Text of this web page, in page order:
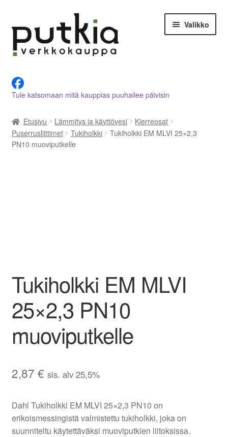
navigointiin
sisältöön
Valikko
Tietoja meistä
Asiakastilini
Ostoskori
Tule katsomaan mitä kauppias puuhailee päivisin
Etusivu Lämmitys ja käyttövesi
Kierreosat
Puserrusliittimet
Tukiholkki
Tukiholkki EM MLVI 25×2,3
PN10 muoviputkelle
Tukiholkki EM MLVI
25×2,3 PN10
muoviputkelle
2,87 € sis. alv 25,5%
Dahl Tukiholkki EM MLVI 25×2,3 PN10 on
erikoismessingistä valmistettu tukiholkki, joka on
suunniteltu käytettäväksi muoviputkien liitoksissa.